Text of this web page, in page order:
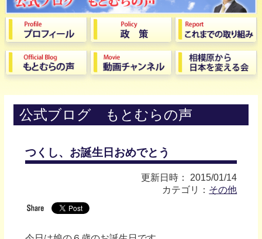
公式ブログ もとむらの声
つくし、お誕生日おめでとう
更新日時： 2015/01/14
カテゴリ： その他